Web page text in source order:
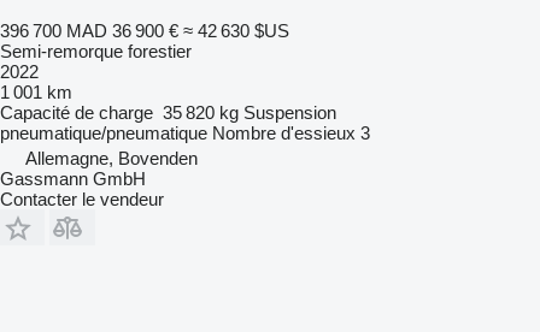
396 700 MAD 36 900 € ≈ 42 630 $US
Semi-remorque forestier
2022
1 001 km
Capacité de charge 35 820 kg Suspension
pneumatique/pneumatique Nombre d'essieux 3
Allemagne, Bovenden
Gassmann GmbH
Contacter le vendeur